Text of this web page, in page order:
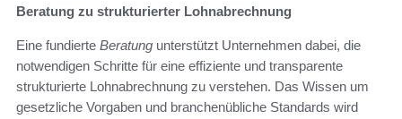
Beratung zu strukturierter Lohnabrechnung
Eine fundierte Beratung unterstützt Unternehmen dabei, die
notwendigen Schritte für eine effiziente und transparente
strukturierte Lohnabrechnung zu verstehen. Das Wissen um
gesetzliche Vorgaben und branchenübliche Standards wird